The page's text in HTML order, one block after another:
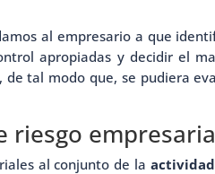
al empresario a que
apropiadas y decidir el
de tal modo que, se pudiera
riesgo
al conjunto de la